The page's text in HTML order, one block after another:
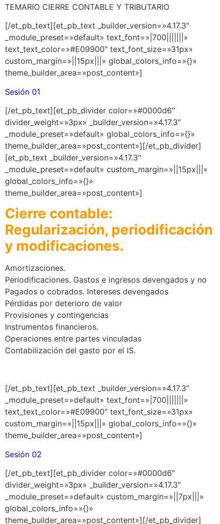
TEMARIO CIERRE CONTABLE Y TRIBUTARIO
[/et_pb_text][et_pb_text _builder_version=»4.17.3″
_module_preset=»default» text_font=»|700|||||||»
text_text_color=»#E09900″ text_font_size=»31px»
custom_margin=»||15px|||» global_colors_info=»{}»
theme_builder_area=»post_content»]
Sesión 01
[/et_pb_text][et_pb_divider color=»#0000d6″
divider_weight=»3px» _builder_version=»4.17.3″
_module_preset=»default» global_colors_info=»{}»
theme_builder_area=»post_content»][/et_pb_divider]
[et_pb_text _builder_version=»4.17.3″
_module_preset=»default» custom_margin=»||15px|||»
global_colors_info=»{}»
theme_builder_area=»post_content»]
Cierre contable:
Regularización, periodificación
y modificaciones.
Amortizaciones.
Periodificaciones. Gastos e ingresos devengados y no
Pagados o cobrados. Intereses devengados
Pérdidas por deterioro de valor
Provisiones y contingencias
Instrumentos financieros.
Operaciones entre partes vinculadas
Contabilización del gasto por el IS.
[/et_pb_text][et_pb_text _builder_version=»4.17.3″
_module_preset=»default» text_font=»|700|||||||»
text_text_color=»#E09900″ text_font_size=»31px»
custom_margin=»||15px|||» global_colors_info=»{}»
theme_builder_area=»post_content»]
Sesión 02
[/et_pb_text][et_pb_divider color=»#0000d6″
divider_weight=»3px» _builder_version=»4.17.3″
_module_preset=»default» custom_margin=»||7px|||»
global_colors_info=»{}»
theme_builder_area=»post_content»][/et_pb_divider]